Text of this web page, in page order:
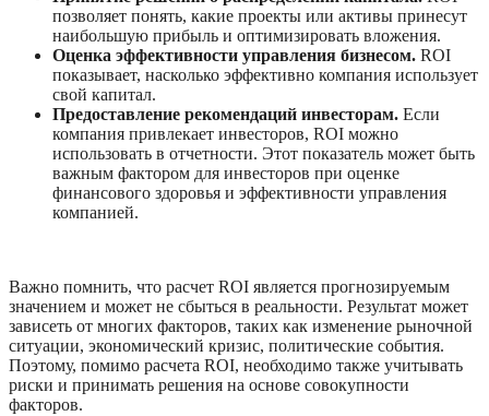
позволяет понять, какие проекты или активы принесут
наибольшую прибыль и оптимизировать вложения.
Оценка эффективности управления бизнесом. ROI
показывает, насколько эффективно компания использует
свой капитал.
Предоставление рекомендаций инвесторам. Если
компания привлекает инвесторов, ROI можно
использовать в отчетности. Этот показатель может быть
важным фактором для инвесторов при оценке
финансового здоровья и эффективности управления
компанией.
Важно помнить, что расчет ROI является прогнозируемым
значением и может не сбыться в реальности. Результат может
зависеть от многих факторов, таких как изменение рыночной
ситуации, экономический кризис, политические события.
Поэтому, помимо расчета ROI, необходимо также учитывать
риски и принимать решения на основе совокупности
факторов.